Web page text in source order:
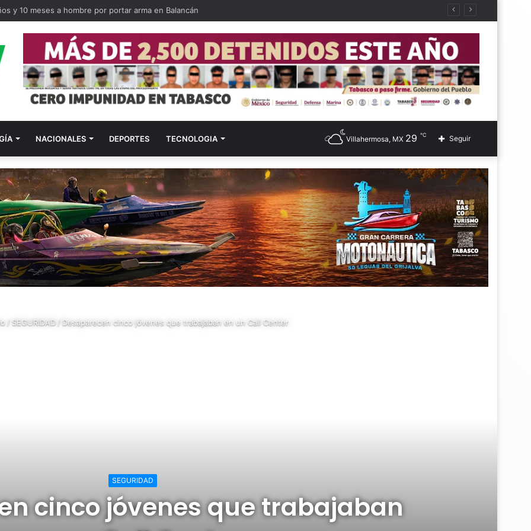
como primeros respondientes en Tabasco
NACIONALES DEPORTES TECNOLOGIA Seguir
Villahermosa, MX 29 ℃
/SEGURIDAD/Desaparecen cinco jóvenes que trabajaban en un Call Center
SEGURIDAD
cinco jóvenes que trabajaban